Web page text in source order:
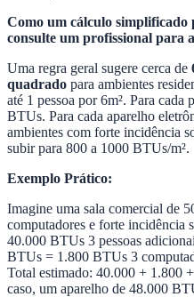
Como um cálculo simplificado
consulte um profissional para
Uma regra geral sugere cerca de
quadrado para ambientes
até 1 pessoa por 6m². Para cada
BTUs. Para cada aparelho
ambientes com forte incidência
subir para 800 a 1000 BTUs/m².
Exemplo Prático:
Imagine uma sala comercial de
computadores e forte incidência
40.000 BTUs 3 pessoas
BTUs = 1.800 BTUs 3
Total estimado: 40.000 + 1.800
caso, um aparelho de 48.000